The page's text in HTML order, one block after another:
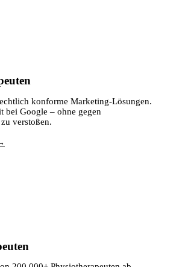
konforme Marketing-Lösungen.
bei Google – ohne gegen
verstoßen.